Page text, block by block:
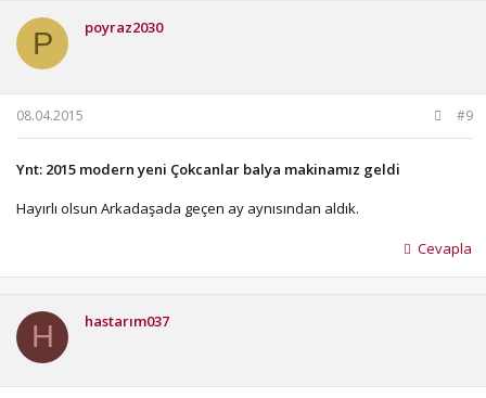
P poyraz2030
08.04.2015 #9
Ynt: 2015 modern yeni Çokcanlar balya makinamız geldi
Hayırlı olsun Arkadaşada geçen ay aynısından aldık.
Cevapla
H hastarım037